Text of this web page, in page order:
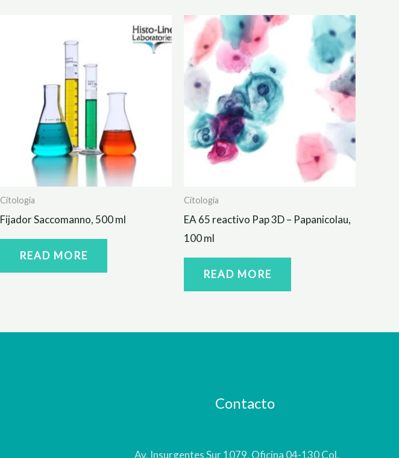
Citología
Fijador Saccomanno, 500 ml
READ MORE
Citología
EA 65 reactivo Pap 3D – Papanicolau,
100 ml
READ MORE
Contacto
Av. Insurgentes Sur 1079, Oficina 04-130 Col.